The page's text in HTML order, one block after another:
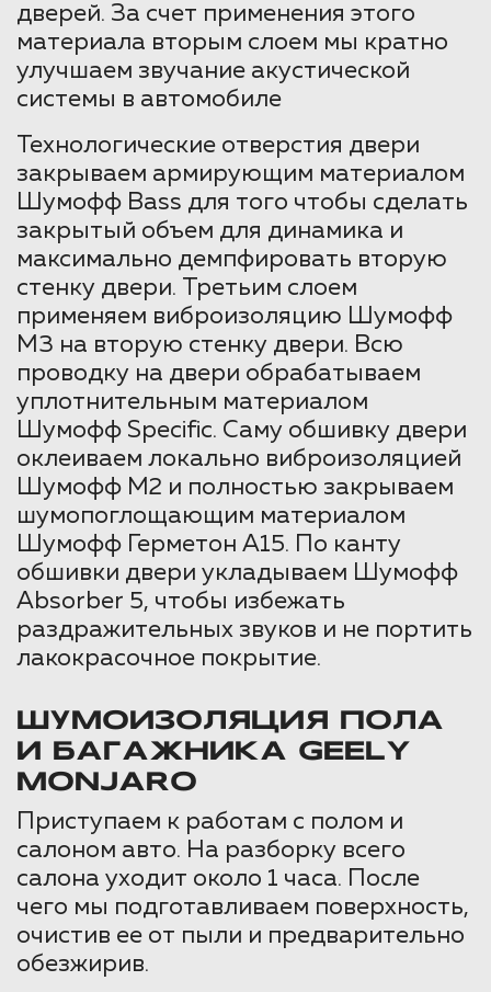
дверей. За счет применения этого
материала вторым слоем мы кратно
улучшаем звучание акустической
системы в автомобиле
Технологические отверстия двери
закрываем армирующим материалом
Шумофф Bass для того чтобы сделать
закрытый объем для динамика и
максимально демпфировать вторую
стенку двери. Третьим слоем
применяем виброизоляцию Шумофф
М3 на вторую стенку двери. Всю
проводку на двери обрабатываем
уплотнительным материалом
Шумофф Specific. Саму обшивку двери
оклеиваем локально виброизоляцией
Шумофф М2 и полностью закрываем
шумопоглощающим материалом
Шумофф Герметон А15. По канту
обшивки двери укладываем Шумофф
Absorber 5, чтобы избежать
раздражительных звуков и не портить
лакокрасочное покрытие.
ШУМОИЗОЛЯЦИЯ ПОЛА
И БАГАЖНИКА GEELY
MONJARO
Приступаем к работам с полом и
салоном авто. На разборку всего
салона уходит около 1 часа. После
чего мы подготавливаем поверхность,
очистив ее от пыли и предварительно
обезжирив.